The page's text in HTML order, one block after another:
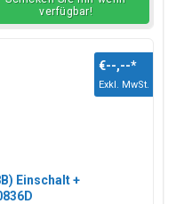
verfügbar!
Einschalt +
€--,--*
Exkl. MwSt.